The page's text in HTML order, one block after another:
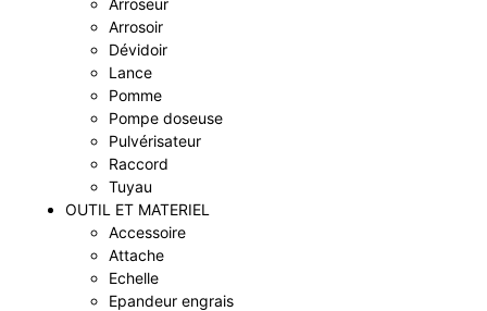
Arrosoir
Dévidoir
Lance
Pomme
Pompe doseuse
Pulvérisateur
Raccord
Tuyau
OUTIL ET MATERIEL
Accessoire
Attache
Echelle
Epandeur engrais